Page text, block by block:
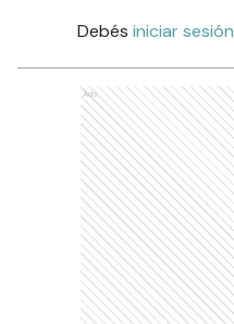
Debés iniciar sesión
Ads